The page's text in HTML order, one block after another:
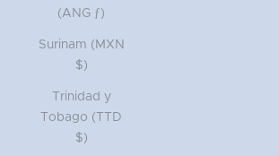
(ANG ƒ)
Surinam (MXN
$)
Trinidad y
Tobago (TTD
$)